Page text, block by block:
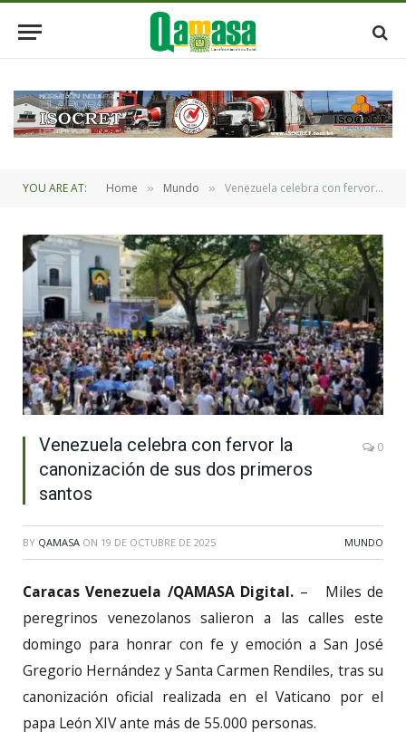
YOU ARE AT: Home » Mundo » Venezuela celebra con fervor la canonización de sus dos primeros santos
Venezuela celebra con fervor la
canonización de sus dos primeros
santos
0
BY QAMASA ON 19 DE OCTUBRE DE 2025 MUNDO
Caracas Venezuela /QAMASA Digital. – Miles de
peregrinos venezolanos salieron a las calles este
domingo para honrar con fe y emoción a San José
Gregorio Hernández y Santa Carmen Rendiles, tras su
canonización oficial realizada en el Vaticano por el
papa León XIV ante más de 55.000 personas.